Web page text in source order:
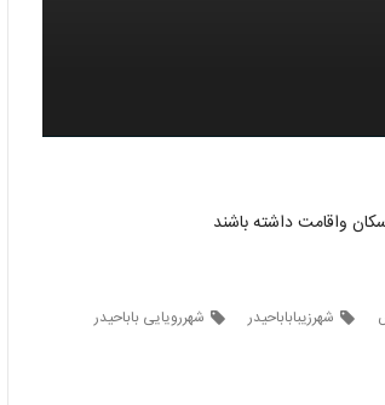
واقامت داشته باشند
شهرزیباباباحیدر
شهررویایی باباحیدر